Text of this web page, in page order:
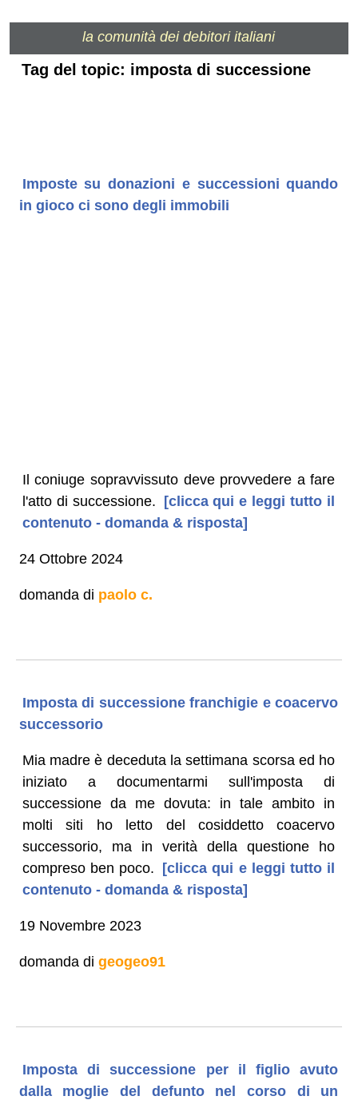
la comunità dei debitori italiani
Tag del topic: imposta di successione
Imposte su donazioni e successioni quando
in gioco ci sono degli immobili
Il coniuge sopravvissuto deve provvedere a fare
l'atto di successione. [clicca qui e leggi tutto il
contenuto - domanda & risposta]
24 Ottobre 2024
domanda di paolo c.
Imposta di successione franchigie e coacervo
successorio
Mia madre è deceduta la settimana scorsa ed ho
iniziato a documentarmi sull'imposta di
successione da me dovuta: in tale ambito in
molti siti ho letto del cosiddetto coacervo
successorio, ma in verità della questione ho
compreso ben poco. [clicca qui e leggi tutto il
contenuto - domanda & risposta]
19 Novembre 2023
domanda di geogeo91
Imposta di successione per il figlio avuto
dalla moglie del defunto nel corso di un